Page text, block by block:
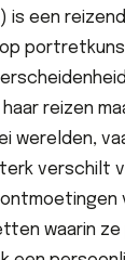
is een
reizen
werelden,
verschilt
waarin